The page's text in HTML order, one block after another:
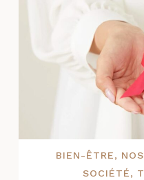
BIEN-ÊTRE,
SOCIÉTÉ,